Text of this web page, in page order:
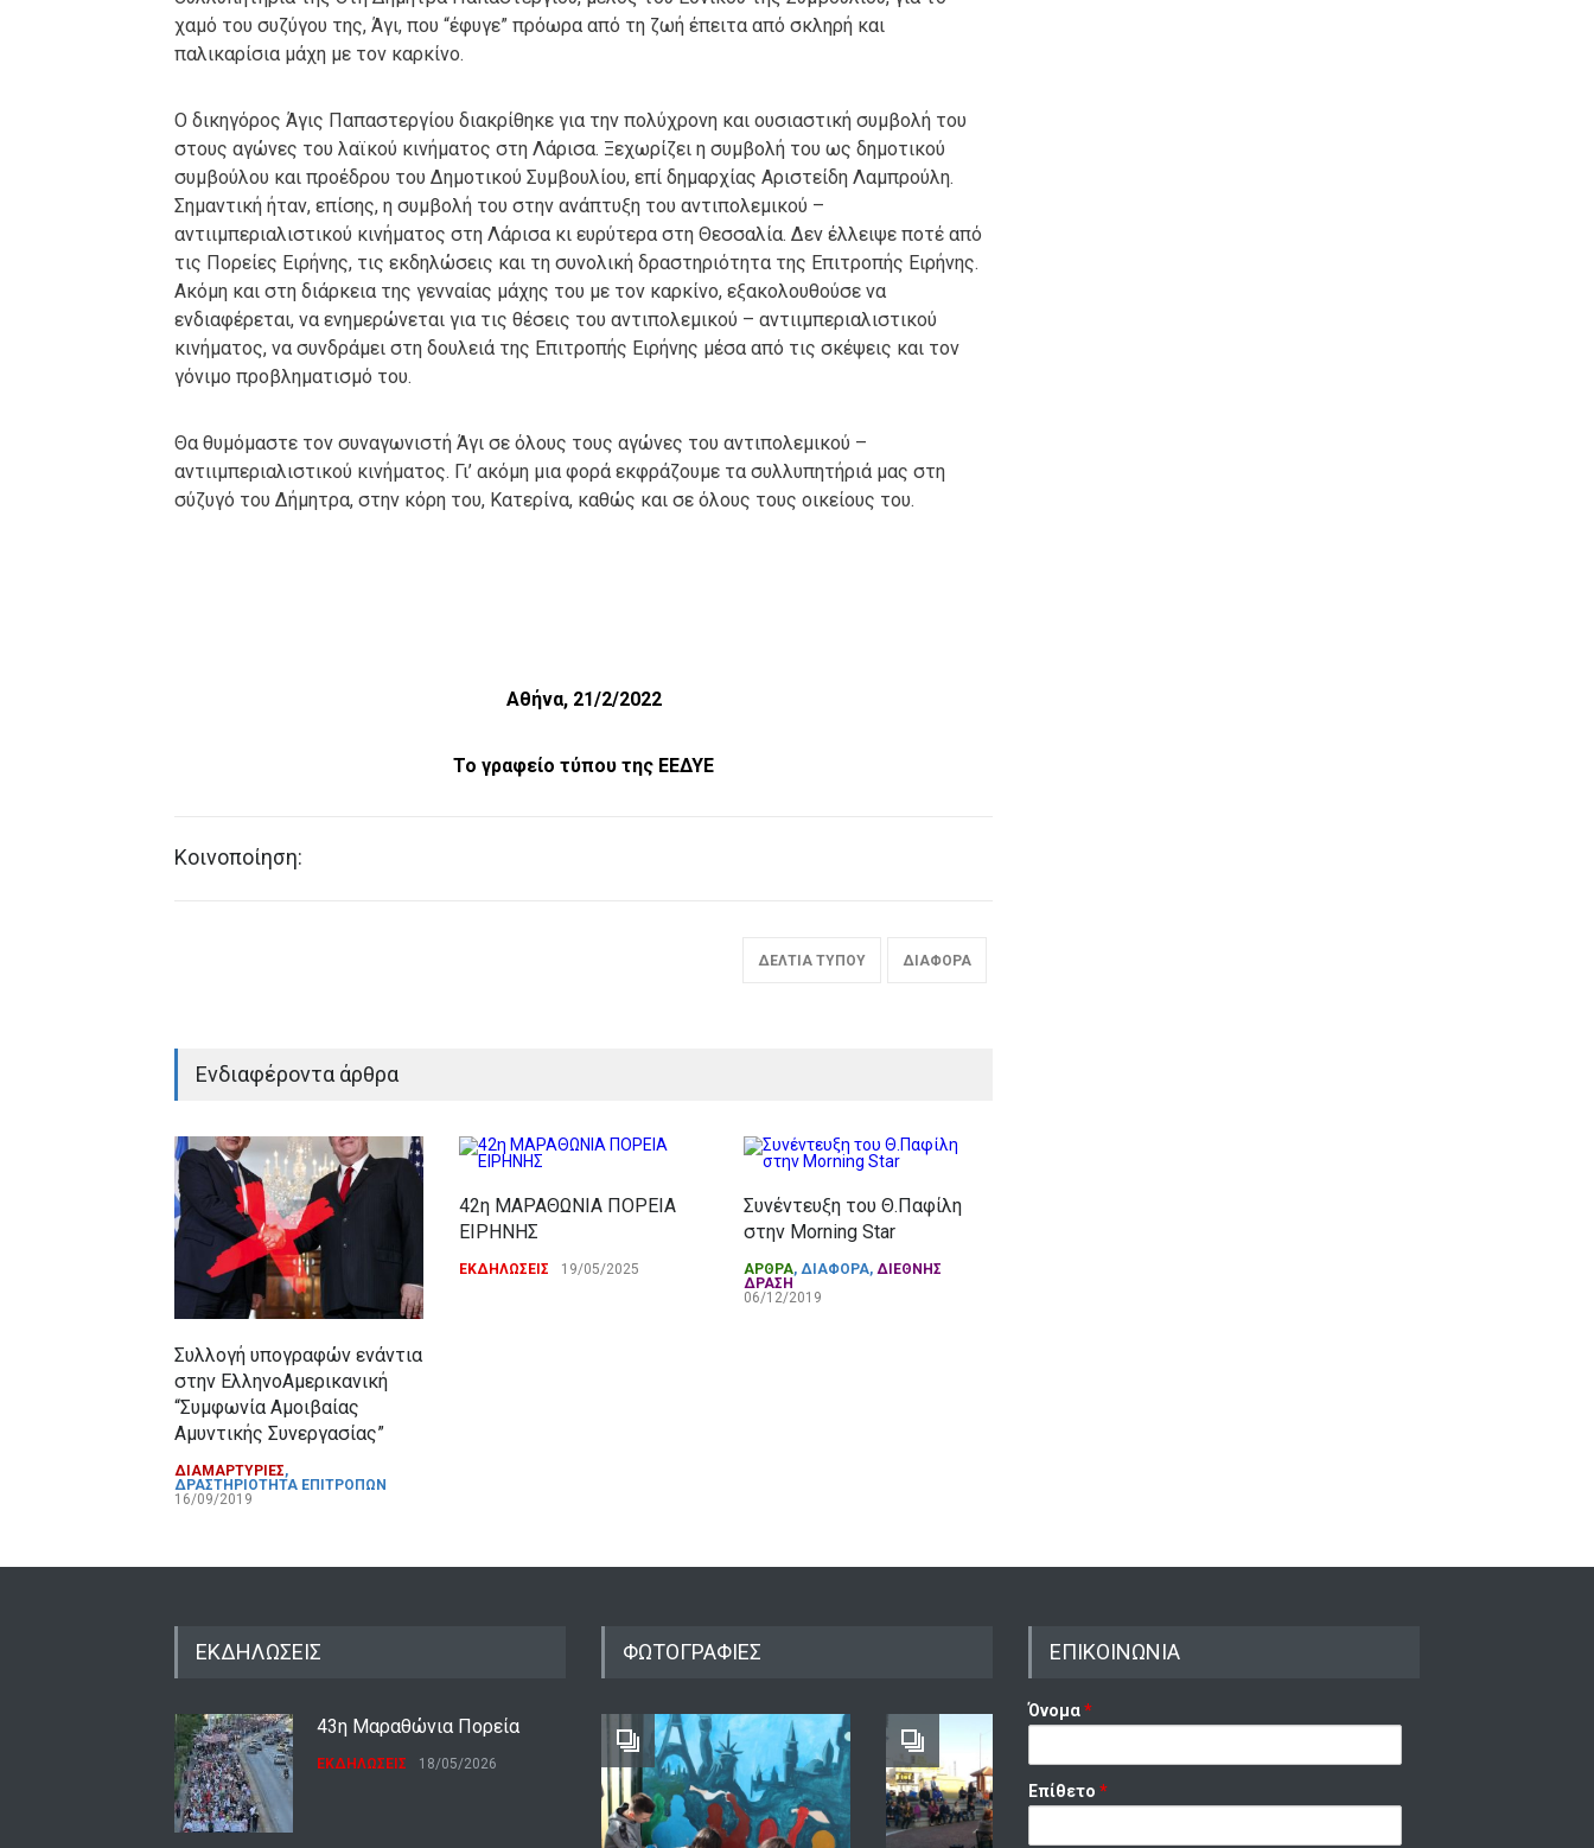
χαμό του συζύγου της, Άγι, που “έφυγε” πρόωρα από τη ζωή έπειτα από σκληρή και
παλικαρίσια μάχη με τον καρκίνο.
Ο δικηγόρος Άγις Παπαστεργίου διακρίθηκε για την πολύχρονη και ουσιαστική συμβολή του
στους αγώνες του λαϊκού κινήματος στη Λάρισα. Ξεχωρίζει η συμβολή του ως δημοτικού
συμβούλου και προέδρου του Δημοτικού Συμβουλίου, επί δημαρχίας Αριστείδη Λαμπρούλη.
Σημαντική ήταν, επίσης, η συμβολή του στην ανάπτυξη του αντιπολεμικού –
αντιιμπεριαλιστικού κινήματος στη Λάρισα κι ευρύτερα στη Θεσσαλία. Δεν έλλειψε ποτέ από
τις Πορείες Ειρήνης, τις εκδηλώσεις και τη συνολική δραστηριότητα της Επιτροπής Ειρήνης.
Ακόμη και στη διάρκεια της γενναίας μάχης του με τον καρκίνο, εξακολουθούσε να
ενδιαφέρεται, να ενημερώνεται για τις θέσεις του αντιπολεμικού – αντιιμπεριαλιστικού
κινήματος, να συνδράμει στη δουλειά της Επιτροπής Ειρήνης μέσα από τις σκέψεις και τον
γόνιμο προβληματισμό του.
Θα θυμόμαστε τον συναγωνιστή Άγι σε όλους τους αγώνες του αντιπολεμικού –
αντιιμπεριαλιστικού κινήματος. Γι’ ακόμη μια φορά εκφράζουμε τα συλλυπητήριά μας στη
σύζυγό του Δήμητρα, στην κόρη του, Κατερίνα, καθώς και σε όλους τους οικείους του.
Αθήνα, 21/2/2022
Το γραφείο τύπου της ΕΕΔΥΕ
Κοινοποίηση:
ΔΕΛΤΙΑ ΤΥΠΟΥ ΔΙΑΦΟΡΑ
Ενδιαφέροντα άρθρα
Συλλογή υπογραφών ενάντια
στην ΕλληνοΑμερικανική
“Συμφωνία Αμοιβαίας
Αμυντικής Συνεργασίας”
ΔΙΑΜΑΡΤΥΡΙΕΣ,
ΔΡΑΣΤΗΡΙΟΤΗΤΑ ΕΠΙΤΡΟΠΩΝ
16/09/2019
42η ΜΑΡΑΘΩΝΙΑ ΠΟΡΕΙΑ
ΕΙΡΗΝΗΣ
ΕΚΔΗΛΩΣΕΙΣ 19/05/2025
Συνέντευξη του Θ.Παφίλη
στην Morning Star
ΑΡΘΡΑ, ΔΙΑΦΟΡΑ, ΔΙΕΘΝΗΣ
ΔΡΑΣΗ
06/12/2019
ΕΚΔΗΛΩΣΕΙΣ
43η Μαραθώνια Πορεία
ΕΚΔΗΛΩΣΕΙΣ 18/05/2026
ΦΩΤΟΓΡΑΦΙΕΣ ΕΠΙΚΟΙΝΩΝΙΑ
Όνομα*
Επίθετο *